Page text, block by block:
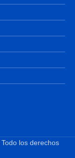
Todo los derechos